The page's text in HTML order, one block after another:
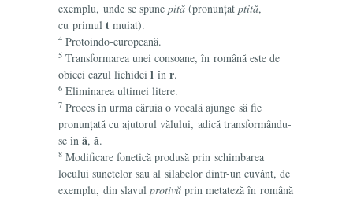
exemplu, unde se spune pită (pronunțat ptită,
cu primul t muiat).
4 Protoindo-europeană.
5 Transformarea unei consoane, în română este de
obicei cazul lichidei l în r.
6 Eliminarea ultimei litere.
7 Proces în urma căruia o vocală ajunge să fie
pronunțată cu ajutorul vălului, adică transformându-
se în ă, â.
8 Modificare fonetică produsă prin schimbarea
locului sunetelor sau al silabelor dintr-un cuvânt, de
exemplu, din slavul protivŭ prin metateză în română